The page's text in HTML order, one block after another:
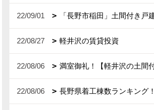
22/09/01 「長野市稲田」土間付き戸
22/08/27 軽井沢の賃貸投資
22/08/06 満室御礼！【軽井沢の土間
22/08/06 長野県着工棟数ランキング！